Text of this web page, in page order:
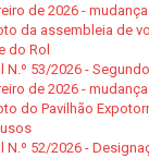
de 2026 -
da assembleia de
do Rol
N.º 53/2026 -
de 2026 -
do Pavilhão
N.º 52/2026 -